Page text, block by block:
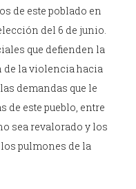
de este poblado en
del 6 de junio.
que defienden la
la violencia hacia
demandas que le
de este pueblo, entre
sea revalorado y los
pulmones de la